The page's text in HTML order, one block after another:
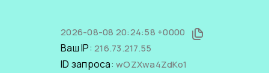
2026-08-08 20:24:58 +0000
Ваш IP: 216.73.217.55
ID запроса: wOZXwa4ZdKo1